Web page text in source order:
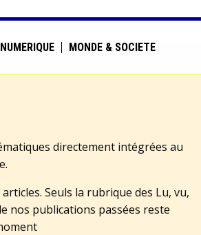
MONDE & SOCIÉTÉ
directement intégrées au
Seuls la rubrique des Lu, vu,
nos publications passées reste